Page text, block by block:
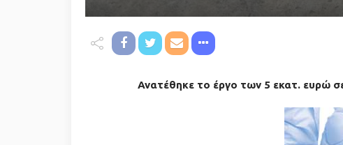
Ανατέθηκε το έργο των 5 εκατ. ευρώ